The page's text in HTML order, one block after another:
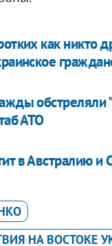
как никто
обстреляли
АТО
в Австралию и
НА ВОСТОКЕ